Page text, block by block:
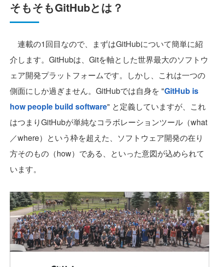
そもそもGitHubとは？
連載の1回目なので、まずはGitHubについて簡単に紹
介します。GitHubは、Gitを軸とした世界最大のソフトウ
ェア開発プラットフォームです。しかし、これは一つの
側面にしか過ぎません。GitHubでは自身を "GitHub is
how people build software" と定義していますが、これ
はつまりGitHubが単純なコラボレーションツール（what
／where）という枠を超えた、ソフトウェア開発の在り
方そのもの（how）である、といった意図が込められて
います。